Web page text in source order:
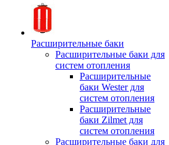
Расширительные баки
Расширительные баки для
систем отопления
Расширительные
баки Wester для
систем отопления
Расширительные
баки Zilmet для
систем отопления
Расширительные баки для